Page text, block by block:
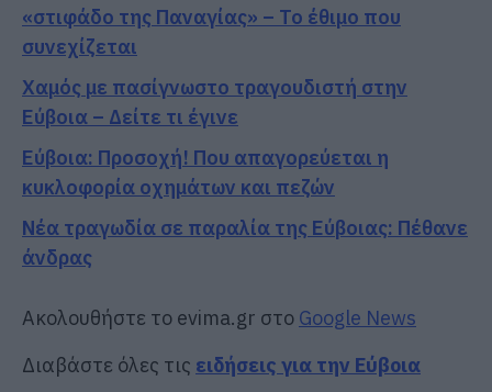
«στιφάδο της Παναγίας» – Το έθιμο που
συνεχίζεται
Χαμός με πασίγνωστο τραγουδιστή στην
Εύβοια – Δείτε τι έγινε
Εύβοια: Προσοχή! Που απαγορεύεται η
κυκλοφορία οχημάτων και πεζών
Νέα τραγωδία σε παραλία της Εύβοιας: Πέθανε
άνδρας
Ακολουθήστε το evima.gr στο Google News
Διαβάστε όλες τις ειδήσεις για την Εύβοια